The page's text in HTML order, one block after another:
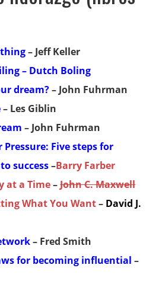
– Jeff Keller
– Dutch Boling
dream?– John Fuhrman
– Les Giblin
– John Fuhrman
Five steps for
success–Barry Farber
at a Time–John C. Maxwell
What You Want– David J.
– Fred Smith
for becoming influential–